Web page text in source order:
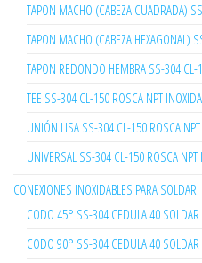
TAPON MACHO (CABEZA CUADRADA)
TAPON MACHO (CABEZA HEXAGONAL)
TAPON REDONDO HEMBRA SS-304 CL-
TEE SS-304 CL-150 ROSCA NPT
UNIÓN LISA SS-304 CL-150 ROSCA NPT
UNIVERSAL SS-304 CL-150 ROSCA NPT
CONEXIONES INOXIDABLES PARA SOLDAR
CODO 45° SS-304 CEDULA 40 SOLDAR
CODO 90° SS-304 CEDULA 40 SOLDAR